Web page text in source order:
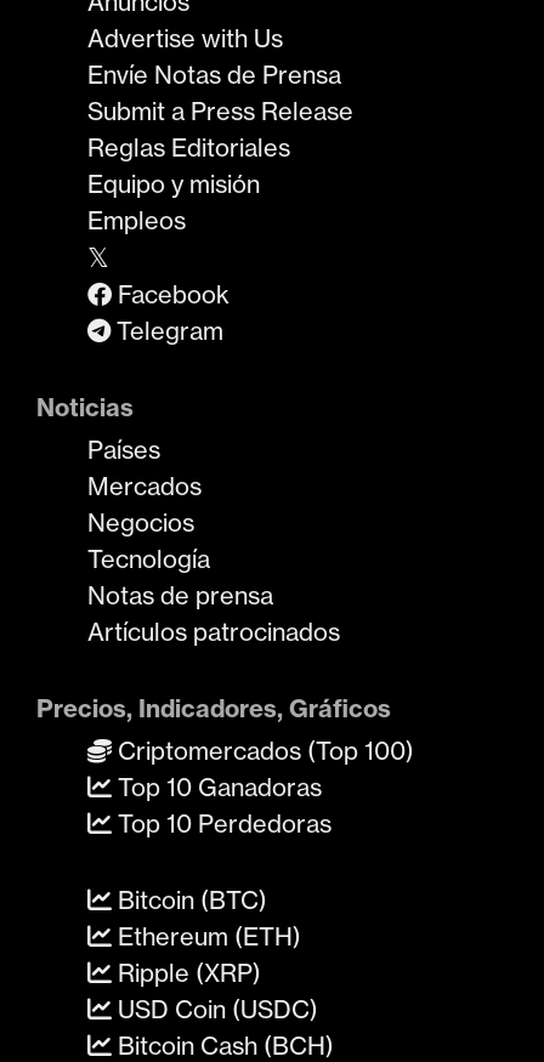
Advertise with Us
Envíe Notas de Prensa
Submit a Press Release
Reglas Editoriales
Equipo y misión
Empleos
𝕏
Facebook
Telegram
Noticias
Países
Mercados
Negocios
Tecnología
Notas de prensa
Artículos patrocinados
Precios, Indicadores, Gráficos
Criptomercados (Top 100)
Top 10 Ganadoras
Top 10 Perdedoras
Bitcoin (BTC)
Ethereum (ETH)
Ripple (XRP)
USD Coin (USDC)
Bitcoin Cash (BCH)